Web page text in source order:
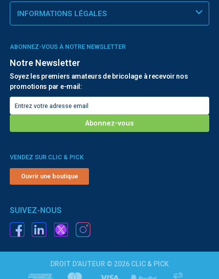
INFORMATIONS LÉGALES
ABONNEZ-VOUS À NOTRE NEWSLETTER
Notre Newsletter
Soyez les premiers amateurs de bricolage à recevoir nos
promotions par e-mail:
VENDEZ SUR CLIC & PICK
Ouvrir une boutique
SUIVEZ-NOUS
DROIT D'AUTEUR © 2026 CLIC & PICK